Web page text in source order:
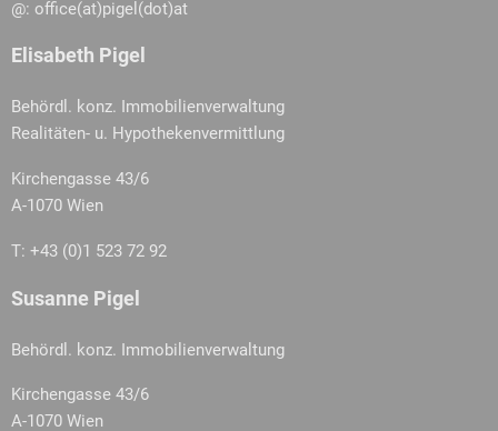
@: office(at)pigel(dot)at
Elisabeth Pigel
Behördl. konz. Immobilienverwaltung
Realitäten- u. Hypothekenvermittlung
Kirchengasse 43/6
A-1070 Wien
T: +43 (0)1 523 72 92
Susanne Pigel
Behördl. konz. Immobilienverwaltung
Kirchengasse 43/6
A-1070 Wien